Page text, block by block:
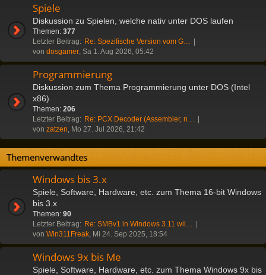
Spiele
Diskussion zu Spielen, welche nativ unter DOS laufen
Themen: 377
Letzter Beitrag: Re: Spezifische Version vom G…
von dosgamer, Sa 1. Aug 2026, 05:42
Programmierung
Diskussion zum Thema Programmierung unter DOS (Intel
x86)
Themen: 206
Letzter Beitrag: Re: PCX Decoder (Assembler, n…
von zatzen, Mo 27. Jul 2026, 21:42
Themenverwandtes
Windows bis 3.x
Spiele, Software, Hardware, etc. zum Thema 16-bit Windows
bis 3.x
Themen: 90
Letzter Beitrag: Re: SMBv1 in Windows 3.11 wil…
von Win311Freak, Mi 24. Sep 2025, 18:54
Windows 9x bis Me
Spiele, Software, Hardware, etc. zum Thema Windows 9x bis